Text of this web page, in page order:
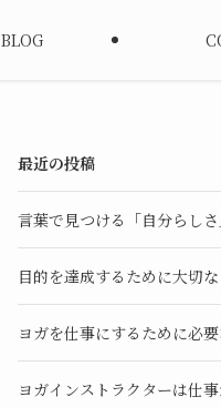
BLOG
最近の投稿
言葉で見つける「自分らしさ
目的を達成するために大切な
ヨガを仕事にするために必
ヨガインストラクターは仕